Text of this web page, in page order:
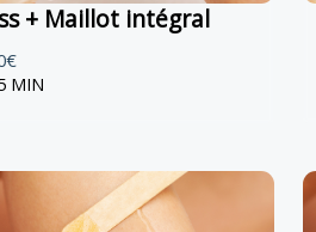
+ Maillot intégral
MIN